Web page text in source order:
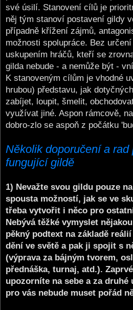
své úsilí. Stanovení cílů je
něj tým stanoví postavení gildy
případně křížení zájmů,
možnosti spolupráce. Bez
uskupením hráčů, kteří se
gilda nebude - a nemůže být -
K stanoveným cílům je vhodné
hrubou) představu, jak
zabíjet, loupit, šmelit,
využívat jiné. Aspon rámcově,
dobro-zlo se aspoň z počátku
Několik doporučení a rad
fungující gildě
1) Nevažte svou gildu pouze
spousta možností, jak se ve
třeba vytvořit i něco pro
Nebývá těžké vymyslet
pěkný podtext na základě
dění ve světě a pak ji spojit s
(výprava za bájným tvorem,
přednáška, turnaj, atd.).
upozorníte na sebe a za druhé
pro vás nebude muset pořád